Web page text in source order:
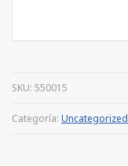
SKU: 550015
Categoría: Uncategorized